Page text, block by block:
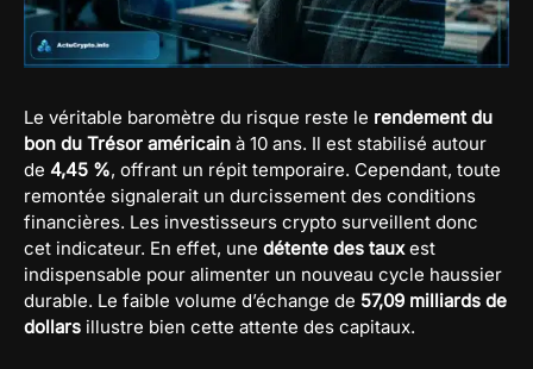
Le véritable baromètre du risque reste le rendement du
bon du Trésor américain à 10 ans. Il est stabilisé autour
de 4,45 %, offrant un répit temporaire. Cependant, toute
remontée signalerait un durcissement des conditions
financières. Les investisseurs crypto surveillent donc
cet indicateur. En effet, une détente des tauxest
indispensable pour alimenter un nouveau cycle haussier
durable. Le faible volume d’échange de 57,09 milliards de
dollars illustre bien cette attente des capitaux.